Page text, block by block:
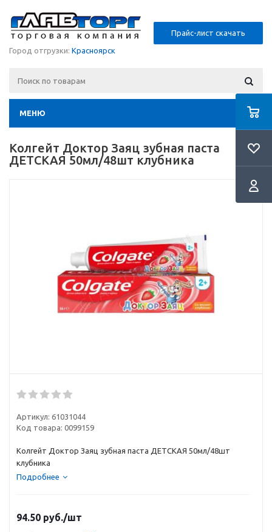
Прайс-лист скачать
Город отгрузки: Красноярск
МЕНЮ
Колгейт Доктор Заяц зубная паста
ДЕТСКАЯ 50мл/48шт клубника
Артикул: 61031044
Код товара: 0099159
Колгейт Доктор Заяц зубная паста ДЕТСКАЯ 50мл/48шт
клубника
Подробнее
94.50 руб./шт